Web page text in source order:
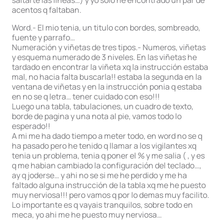
acentos q faltaban.
Word.- El mio tenia, un titulo con bordes, sombreado,
fuente y parrafo…
Numeración y viñetas de tres tipos.- Numeros, viñetas
y esquema numerado de 3 niveles. En las viñetas he
tardado en encontrar la viñeta xq la instrucción estaba
mal, no hacia falta buscarla!! estaba la segunda en la
ventana de viñetas y en la instrucción ponia q estaba
en no se q letra… tener cuidado con eso!!!
Luego una tabla, tabulaciones, un cuadro de texto,
borde de pagina y una nota al pie, vamos todo lo
esperado!!
A mi me ha dado tiempo a meter todo, en word no se q
ha pasado pero he tenido q llamar a los vigilantes xq
tenia un problema, tenia q poner el % y me salia ( , y es
q me habian cambiado la configuración del teclado…,
ay q joderse… y ahi no se si me he perdido y me ha
faltado alguna instrucción de la tabla xq me he puesto
muy nerviosa!!! pero vamos q por lo demas muy facilito.
Lo importante es q vayais tranquilos, sobre todo en
meca, yo ahi me he puesto muy nerviosa…